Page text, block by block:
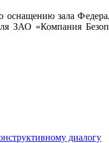
зала
ЗАО «Компания
диалогу